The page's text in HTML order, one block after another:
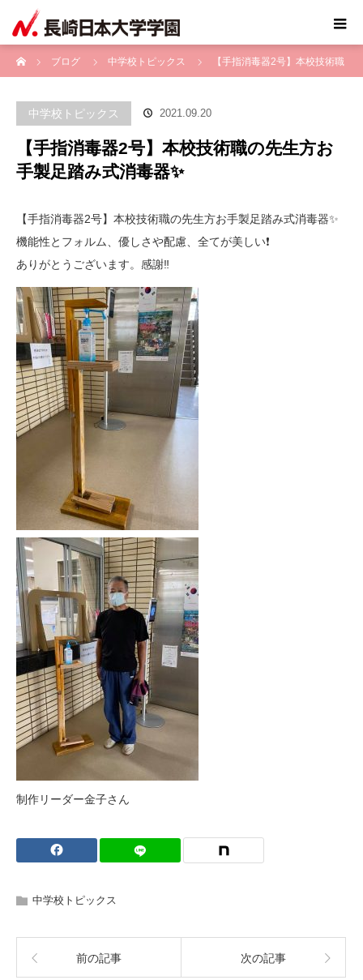
ブログ
中学校トピックス 【手指消毒器2号】本校技術職
中学校トピックス 2021.09.20
【手指消毒器2号】本校技術職の先生方お
手製足踏み式消毒器✨
【手指消毒器2号】本校技術職の先生方お手製足踏み式消毒器✨
機能性とフォルム、優しさや配慮、全てが美しい❗️
ありがとうございます。感謝‼️
制作リーダー金子さん
中学校トピックス
前の記事 次の記事